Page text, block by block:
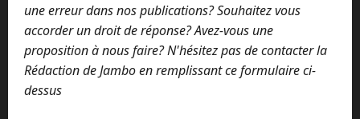
une erreur dans nos publications? Souhaitez vous
accorder un droit de réponse? Avez-vous une
proposition à nous faire? N'hésitez pas de contacter la
Rédaction de Jambo en remplissant ce formulaire ci-
dessus